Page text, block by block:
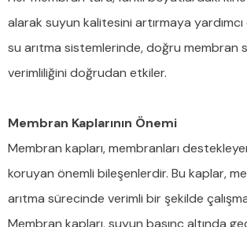
alarak suyun kalitesini artırmaya
su arıtma sistemlerinde, doğru membran
verimliliğini doğrudan etkiler.
Membran Kaplarının Önemi
Membran kapları, membranları
koruyan önemli bileşenlerdir. Bu kaplar,
arıtma sürecinde verimli bir şekilde
Membran kapları, suyun basınç altında